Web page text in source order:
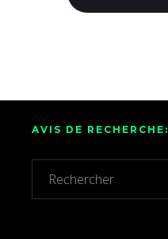
AVIS DE RECHERCHE: